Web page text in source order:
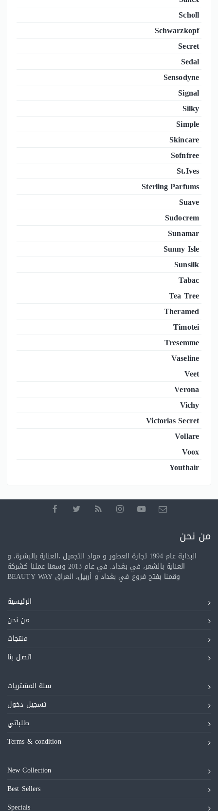
Scholl
Schwarzkopf
Secret
Sedal
Sensodyne
Signal
Silky
Simple
Skincare
Sofnfree
St.Ives
Sterling Parfums
Suave
Sudocrem
Sunamar
Sunny Isle
Sunsilk
Tabac
Tea Tree
Theramed
Timotei
Tresemme
Vaseline
Veet
Verona
Vichy
Victorias Secret
Vollare
Voox
Youthair
من نحن
البداية عام 1994 تجارة العطور و مواد التجميل ،العناية بالبشرة، و
العناية بالشعر، في بغداد. في عام 2013 وسعنا عملنا كشركة
BEAUTY WAY وقمنا بفتح فروع في بغداد و أربيل، العراق
الرئيسية
من نحن
منتجات
اتصل بنا
سلة المشتريات
تسجيل دخول
طلباتي
Terms & condition
New Collection
Best Sellers
Specials